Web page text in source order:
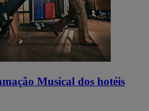
Musical dos hotéis